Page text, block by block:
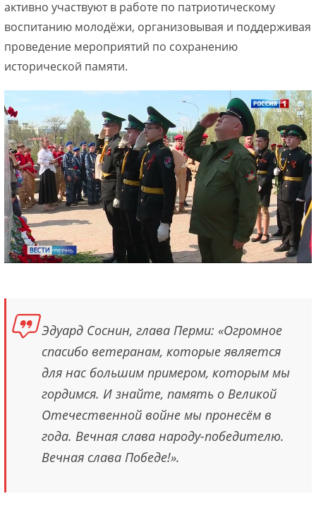
активно участвуют в работе по патриотическому
воспитанию молодёжи, организовывая и поддерживая
проведение мероприятий по сохранению
исторической памяти.
Эдуард Соснин, глава Перми: «Огромное
спасибо ветеранам, которые является
для нас большим примером, которым мы
гордимся. И знайте, память о Великой
Отечественной войне мы пронесём в
года. Вечная слава народу-победителю.
Вечная слава Победе!».